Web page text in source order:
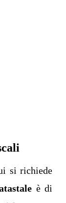
si richiede
è di